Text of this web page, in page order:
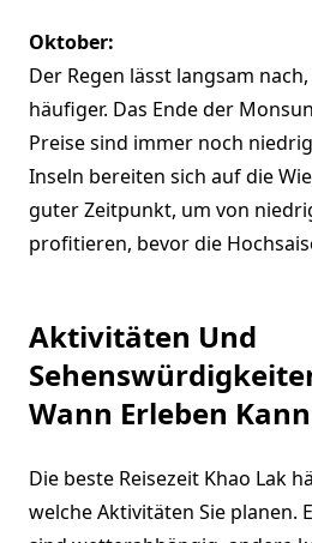
Oktober:
Der Regen lässt langsam
häufiger. Das Ende der
Preise sind immer noch
Inseln bereiten sich auf die
guter Zeitpunkt, um von
profitieren, bevor die
Aktivitäten Und
Wann Erleben Kann
Die beste Reisezeit Khao Lak
welche Aktivitäten Sie planen.